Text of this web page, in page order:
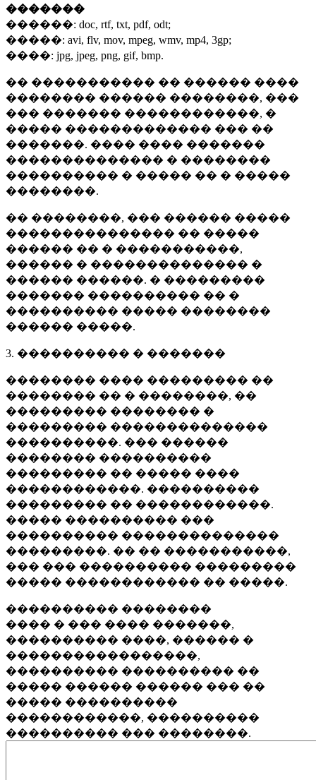
�������
������: doc, rtf, txt, pdf, odt;
�����: avi, flv, mov, mpeg, wmv, mp4, 3gp;
����: jpg, jpeg, png, gif, bmp.
�� ����������� �� ������ ����
�������� ������ ��������, ���
��� ������� ������������, �
����� ������������� ��� ��
�������. ���� ���� �������
�������������� � ��������
���������� � ����� �� � �����
��������.
�� ��������, ��� ������ �����
��������������� �� �����
������ �� � �����������,
������ � �������������� �
������ ������. � ���������
������� ���������� �� �
���������� ����� ��������
������ �����.
3. ���������� � �������
�������� ���� ��������� ��
�������� �� � ��������, ��
��������� �������� �
��������� ��������������
����������. ��� ������
�������� ����������
��������� �� ����� ����
������������. ����������
��������� �� ������������.
����� ���������� ���
���������� ��������������
���������. �� �� �����������,
��� ��� ���������� ���������
����� ������������ �� �����.
���������� ��������
���� � ��� ���� �������,
���������� ����, ������ �
�����������������,
���������� ���������� ��
����� ������ ������ ��� ��
����� ����������
������������, ����������
���������� ��� ��������.